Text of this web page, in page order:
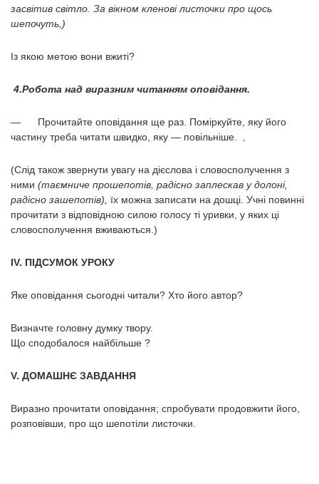
засвітив світло. За вікном кленові листочки про щось
шепочуть,)
Із якою метою вони вжиті?
4.Робота над виразним читанням оповідання.
— Прочитайте оповідання ще раз. Поміркуйте, яку його
частину треба читати швидко, яку — повільніше. ,
(Слід також звернути увагу на дієслова і словосполучення з
ними (таємниче прошепотів, радісно заплескав у долоні,
радісно зашепотів), їх можна записати на дошці. Учні повинні
прочитати з відповідною силою голосу ті уривки, у яких ці
словосполучення вживаються.)
IV. ПІДСУМОК УРОКУ
Яке оповідання сьогодні читали? Хто його автор?
Визначте головну думку твору.
Що сподобалося найбільше ?
V. ДОМАШНЄ ЗАВДАННЯ
Виразно прочитати оповідання; спробувати продовжити його,
розповівши, про що шепотіли листочки.